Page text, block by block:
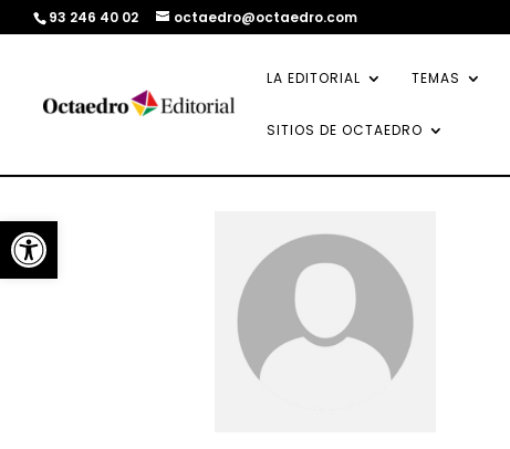
Abrir barra de herramientas
93 246 40 02 octaedro@octaedro.com
LA EDITORIAL TEMAS
SITIOS DE OCTAEDRO